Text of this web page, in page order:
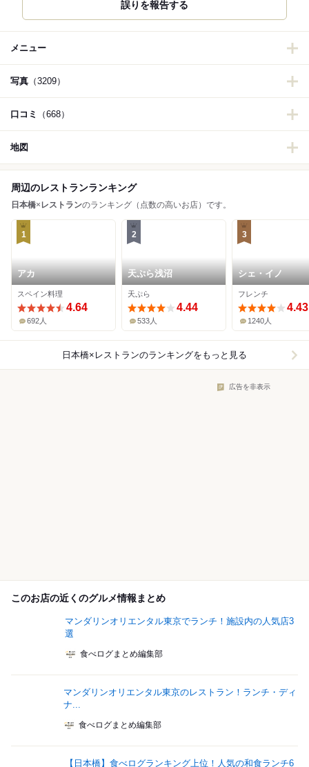
誤りを報告する
メニュー
写真 （3209）
口コミ （668）
地図
周辺のレストランランキング
日本橋× レストランのランキング（点数の高いお店）です。
1
アカ
スペイン料理
4.64
692人
2
天ぷら浅沼
天ぷら
4.44
533人
3
シェ・イノ
フレンチ
4.43
1240人
日本橋×レストランのランキングをもっと見る
広告を非表示
このお店の近くのグルメ情報まとめ
マンダリンオリエンタル東京でランチ！施設内の人気店3
選
食べログまとめ編集部
マンダリンオリエンタル東京のレストラン！ランチ・ディ
ナ...
食べログまとめ編集部
【日本橋】食べログランキング上位！人気の和食ランチ6